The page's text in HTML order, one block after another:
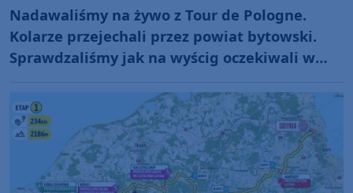
Nadawaliśmy na żywo z Tour de Pologne.
Kolarze przejechali przez powiat bytowski.
Sprawdzaliśmy jak na wyścig oczekiwali w
na nas patrzy" (RELACJE, FOTO)